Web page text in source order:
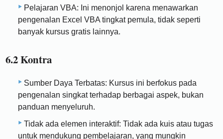
Pelajaran VBA: Ini menonjol karena menawarkan
pengenalan Excel VBA tingkat pemula, tidak seperti
banyak kursus gratis lainnya.
6.2 Kontra
Sumber Daya Terbatas: Kursus ini berfokus pada
pengenalan singkat terhadap berbagai aspek, bukan
panduan menyeluruh.
Tidak ada elemen interaktif: Tidak ada kuis atau tugas
untuk mendukung pembelajaran, yang mungkin